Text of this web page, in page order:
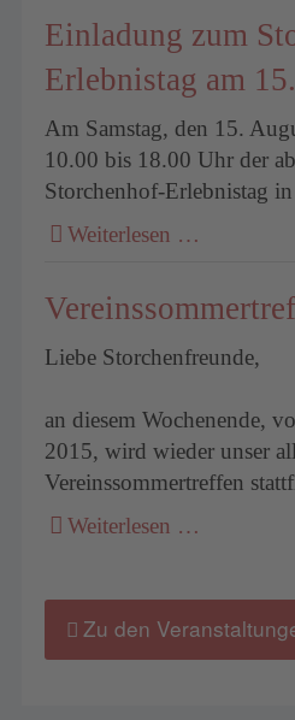
Einladung zum
Erlebnistag am
Am Samstag, den 15.
10.00 bis 18.00 Uhr der
Storchenhof-Erlebnistag in
Weiterlesen …
Liebe Storchenfreunde,
an diesem Wochenende,
2015, wird wieder unser
Vereinssommertreffen
Weiterlesen …
Zu den